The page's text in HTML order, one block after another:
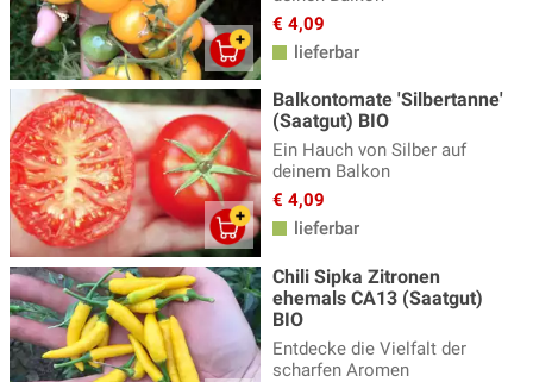
€ 4,09
lieferbar
Balkontomate 'Silbertanne'
(Saatgut) BIO
Ein Hauch von Silber auf
deinem Balkon
€ 4,09
lieferbar
Chili Sipka Zitronen
ehemals CA13 (Saatgut)
BIO
Entdecke die Vielfalt der
scharfen Aromen